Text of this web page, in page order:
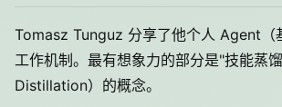
Tomasz Tunguz 分享了他个人 Agent（
工作机制。最有想象力的部分是"技能蒸
Distillation）的概念。